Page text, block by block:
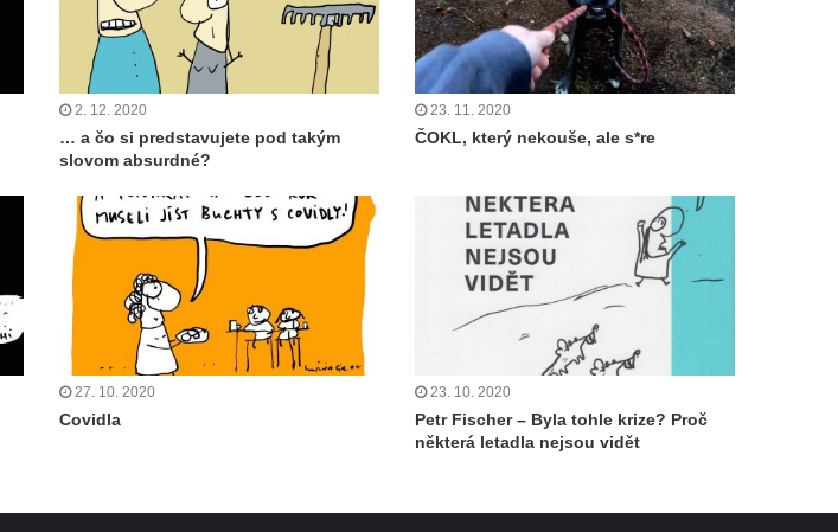
2. 12. 2020
… a čo si predstavujete pod takým
slovom absurdné?
23. 11. 2020
ČOKL, který nekouše, ale s*re
27. 10. 2020
Covidla
23. 10. 2020
Petr Fischer – Byla tohle krize? Proč
některá letadla nejsou vidět